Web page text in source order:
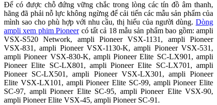
Để có được chỗ đứng vững chắc trong lòng các tín đồ âm thanh,
hãng đã phải nỗ lực không ngừng để cải tiến các mẫu sản phẩm của
mình sao cho phù hợp với nhu cầu, thị hiếu của người dùng. Dòng
ampli xem phim Pioneercó tất cả 18 mẫu sản phẩm bao gồm: ampli
VSX-S520 Network, ampli Pioneer VSX-1131, ampli Pioneer
VSX-831, ampli Pioneer VSX-1130-K, ampli Pioneer VSX-531,
ampli Pioneer VSX-830-K, ampli Pioneer Elite SC-LX901, ampli
Pioneer Elite SC-LX801, ampli Pioneer Elite SC-LX701, ampli
Pioneer SC-LX501, ampli Pioneer VSX-LX301, ampli Pioneer
Elite VSX-LX101, ampli Pioneer Elite SC-99, ampli Pioneer Elite
SC-97, ampli Pioneer Elite SC-95, ampli Pioneer Elite VSX-90,
ampli Pioneer Elite VSX-45, ampli Pioneer SC-91.